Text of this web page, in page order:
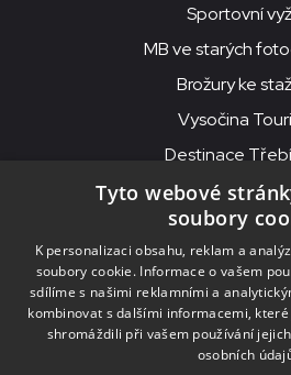
Sportovní
MB ve starých
Brožury ke
Vysočina
Destinace
© 2026MKS Beseda
MKS Beseda, příspěvková
Moravské
IČO: 00091758, DIČ: CZ00091758,
Tyto webové
soubory
K personalizaci obsahu, reklam a
soubory cookie. Informace o vašem
sdílíme s našimi reklamními a
kombinovat s dalšími informacemi,
shromáždili při vašem používání
osobních